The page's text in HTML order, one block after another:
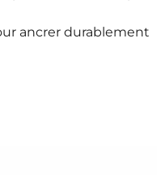
ancrer durablement